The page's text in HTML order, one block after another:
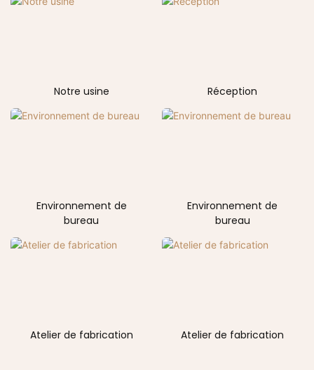
Notre usine Réception
Environnement de
bureau
Environnement de
bureau
Atelier de fabrication Atelier de fabrication